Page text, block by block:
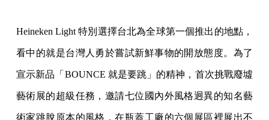
Heineken Light 特別選擇台北為全球第一個推出的地點，
看中的就是台灣人勇於嘗試新鮮事物的開放態度。為了
宣示新品「BOUNCE 就是要跳」的精神，首次挑戰廢墟
藝術展的超級任務，邀請七位國內外風格迥異的知名藝
術家跳脫原本的風格，在瓶蓋工廠的六個展區裡展出不